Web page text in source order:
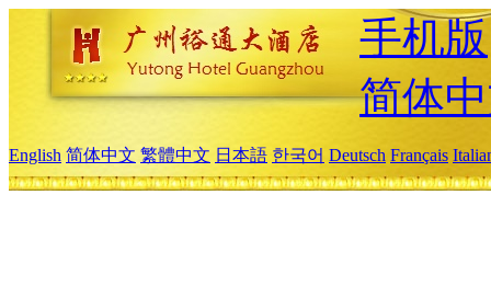
手机版
简体
English 简体中文 繁體中文 日本語 한국어 Deutsch Français